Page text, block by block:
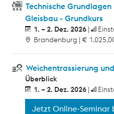
Technische Grundlagen
Gleisbau - Grundkurs
1. – 2. Dez. 2026
Brandenburg €
Weichentrassierung
Überblick
1. – 2. Dez. 2026
Jetzt Online-Seminar